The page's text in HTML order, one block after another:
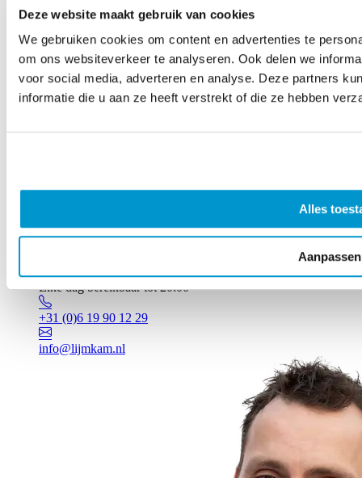
Deze website maakt gebruik van cookies
We gebruiken cookies om content en advertenties te
om ons websiteverkeer te analyseren. Ook delen we
voor social media, adverteren en analyse. Deze partners
informatie die u aan ze heeft verstrekt of die ze hebben
Alles
Aanpassen
Elke dag bereikbaar tot 20:00
+31 (0)6 19 90 12 29
info@lijmkam.nl